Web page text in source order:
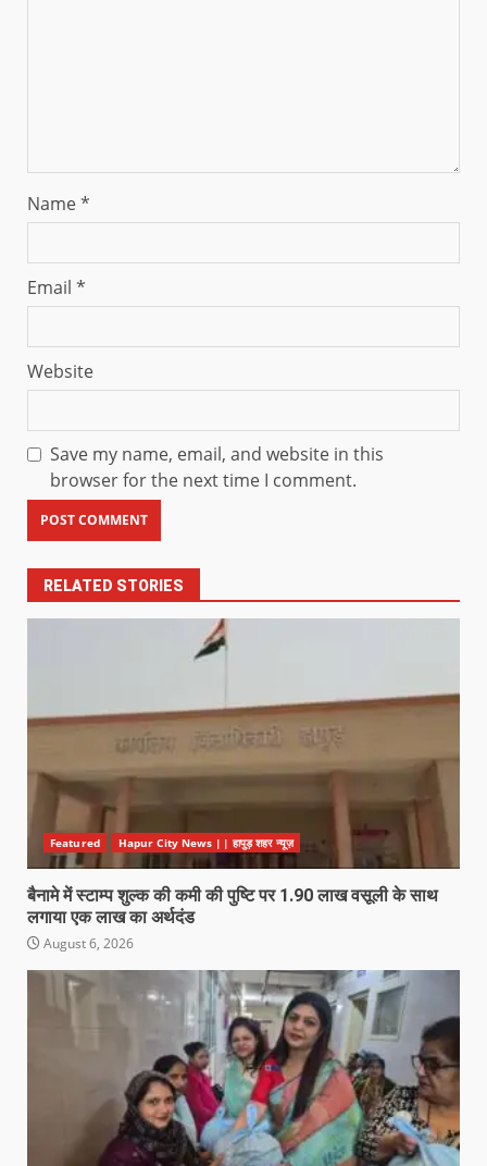
Name*
Email *
Website
Save my name, email, and website in this
browser for the next time I comment.
RELATED STORIES
Featured Hapur City News || हापुड़ शहर न्यूज़
बैनामे में स्टाम्प शुल्क की कमी की पुष्टि पर 1.90 लाख वसूली के साथ
लगाया एक लाख का अर्थदंड
August 6, 2026